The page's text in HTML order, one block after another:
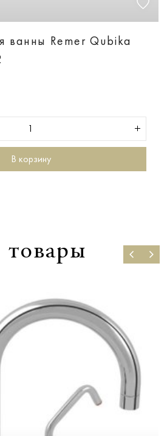
ванны Remer Qubika
В корзину